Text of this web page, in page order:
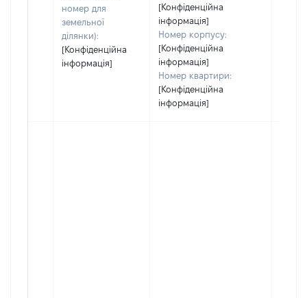
номер для
земельної
ділянки):
[Конфіденційна
інформація]
[Конфіденційна
інформація]
Номер корпусу:
[Конфіденційна
інформація]
Номер квартири:
[Конфіденційна
інформація]